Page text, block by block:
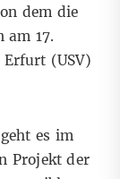
dem die
am 17.
(USV)
es im
Projekt der